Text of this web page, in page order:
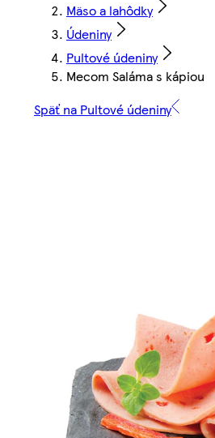
Mäso a lahôdky
Údeniny
Pultové údeniny
Mecom Saláma s kápiou
Späť na Pultové údeniny